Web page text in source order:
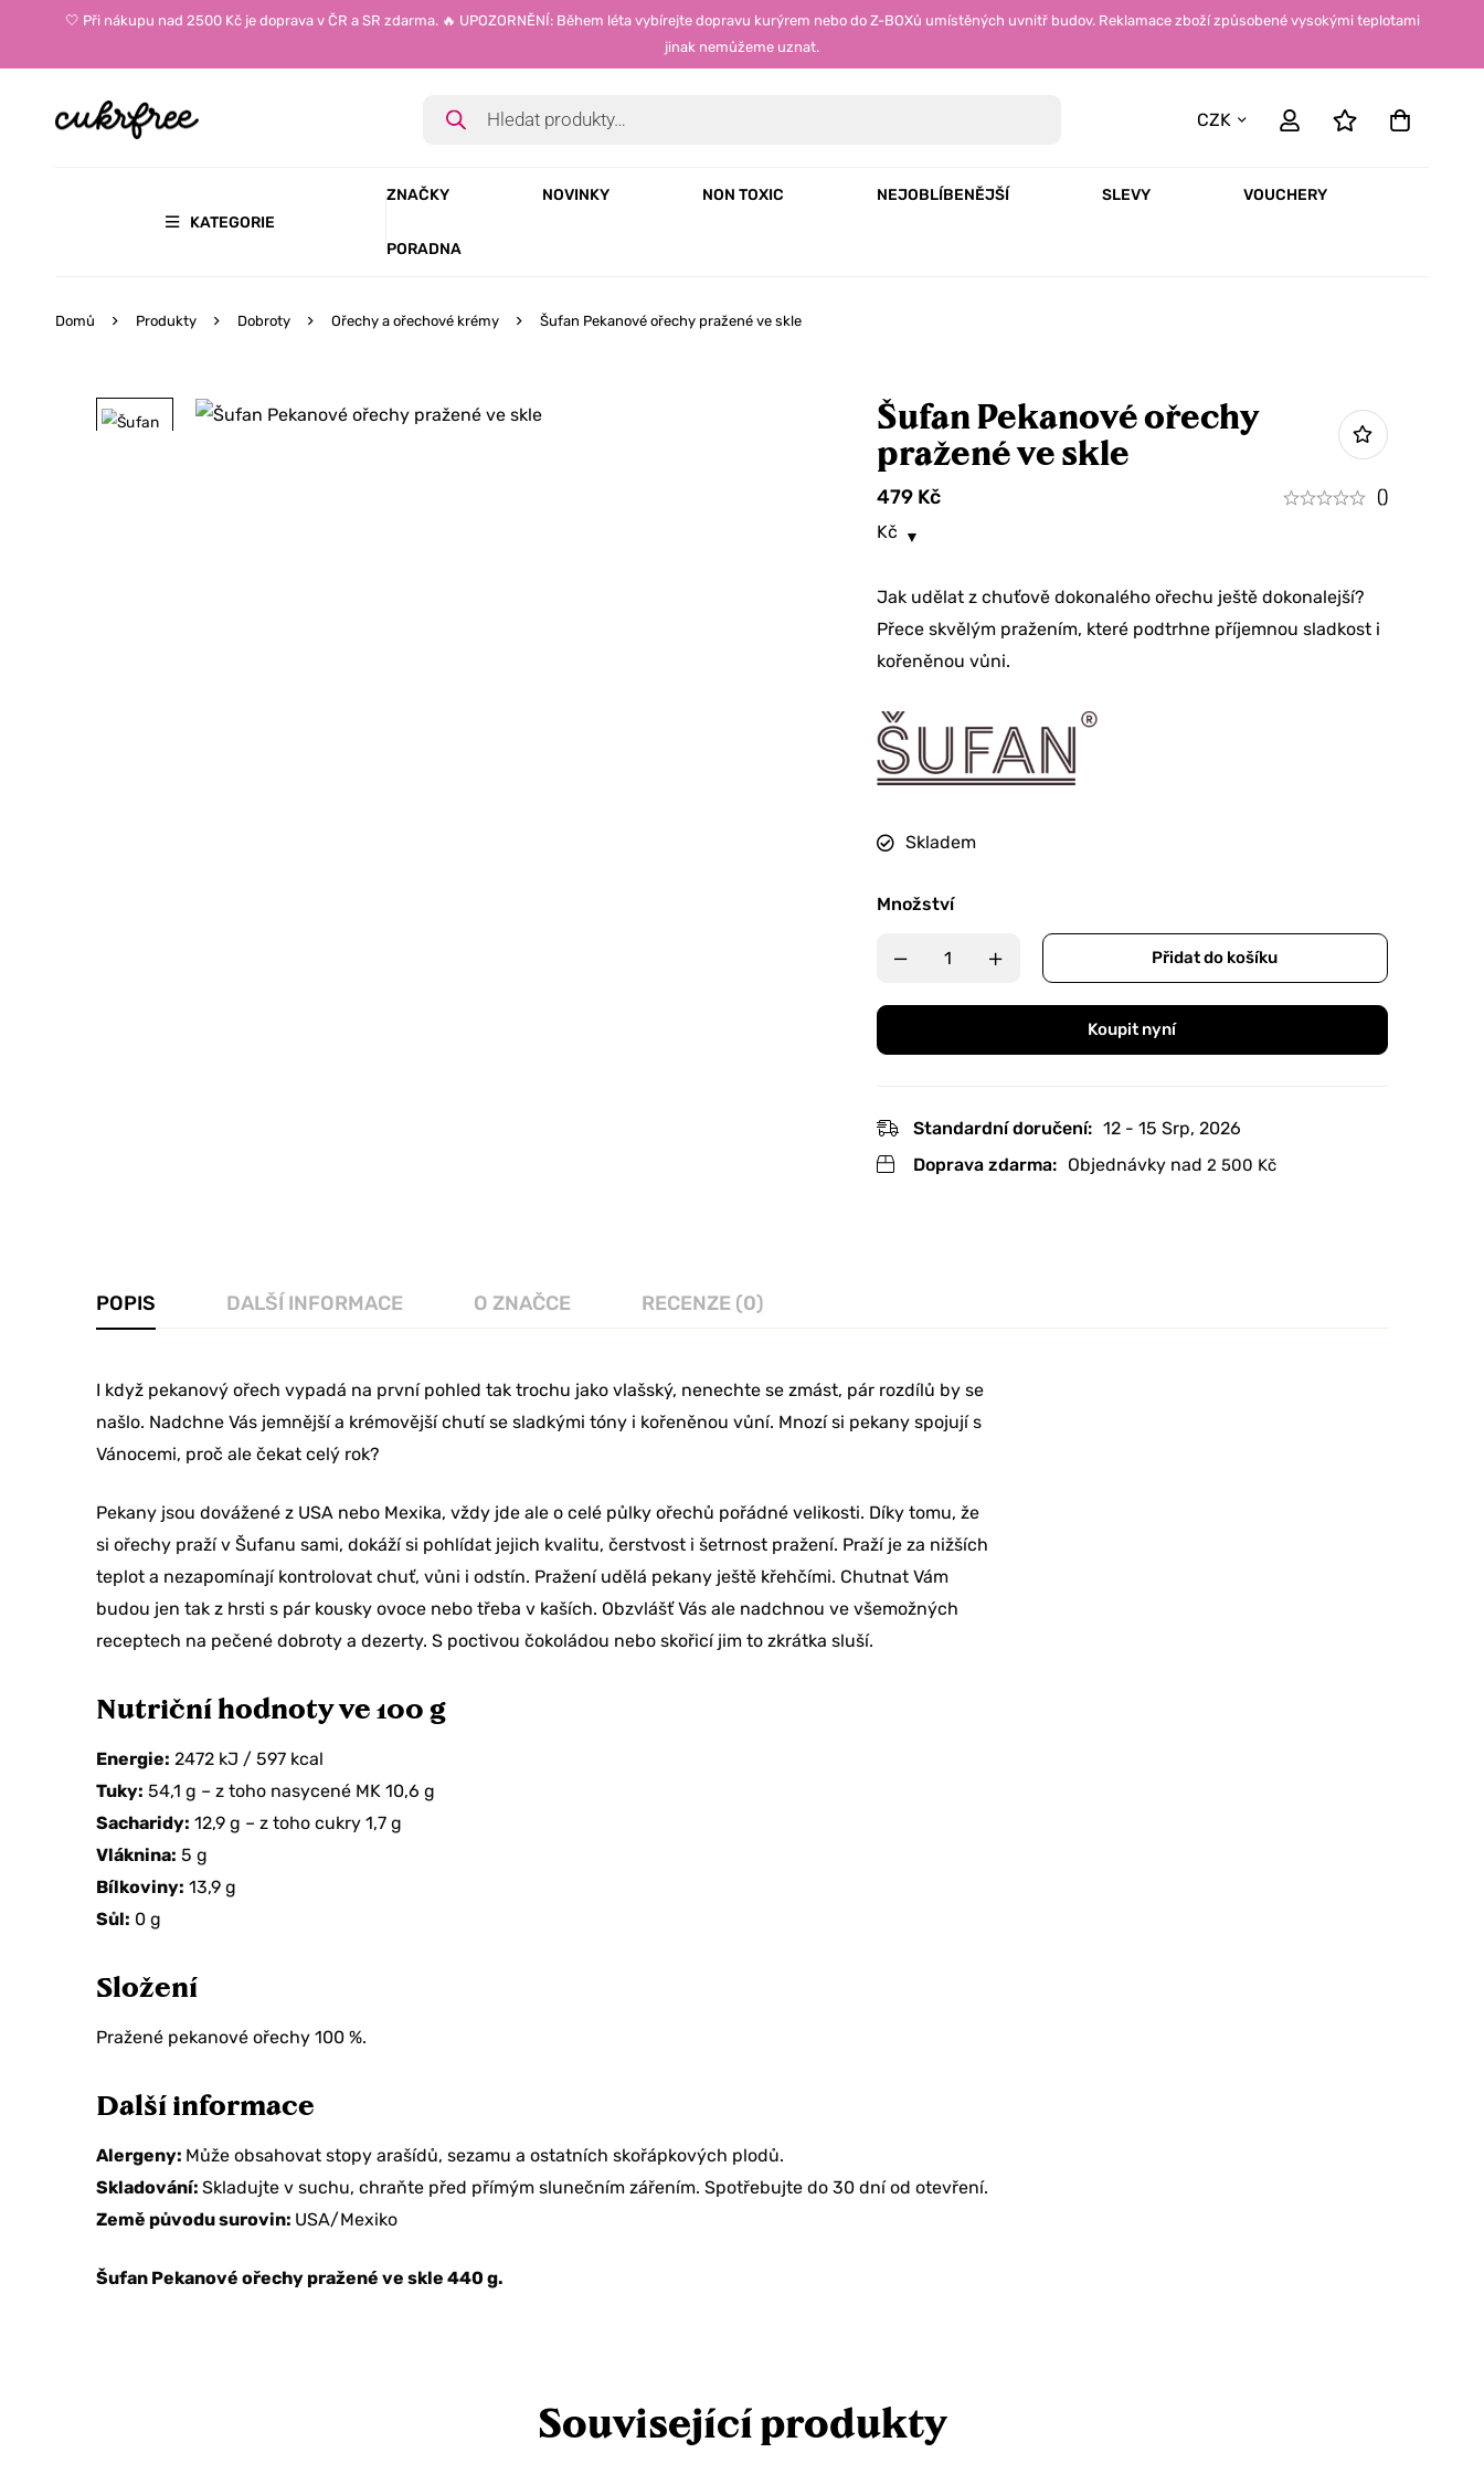
🤍 Při nákupu nad 2500 Kč je doprava v ČR a SR zdarma. 🔥 UPOZORNĚNÍ: Během léta vybírejte dopravu kurýrem nebo do Z-BOXů umístěných uvnitř budov. Reklamace zboží způsobené vysokými teplotami
jinak nemůžeme uznat.
CZK
KATEGORIE
ZNAČKY NOVINKY NON TOXIC NEJOBLÍBENĚJŠÍ SLEVY VOUCHERY
PORADNA
Domů Produkty Dobroty Ořechy a ořechové krémy Šufan Pekanové ořechy pražené ve skle
Šufan Pekanové ořechy
pražené ve skle
479 Kč
()
Kč
Jak udělat z chuťově dokonalého ořechu ještě dokonalejší?
Přece skvělým pražením, které podtrhne příjemnou sladkost i
kořeněnou vůni.
Skladem
Množství
Přidat do košíku
Koupit nyní
Standardní doručení: 12 - 15 Srp, 2026
Doprava zdarma: Objednávky nad 2 500 Kč
POPIS DALŠÍ INFORMACE O ZNAČCE RECENZE (0)
I když pekanový ořech vypadá na první pohled tak trochu jako vlašský, nenechte se zmást, pár rozdílů by se
našlo. Nadchne Vás jemnější a krémovější chutí se sladkými tóny i kořeněnou vůní. Mnozí si pekany spojují s
Vánocemi, proč ale čekat celý rok?
Pekany jsou dovážené z USA nebo Mexika, vždy jde ale o celé půlky ořechů pořádné velikosti. Díky tomu, že
si ořechy praží v Šufanu sami, dokáží si pohlídat jejich kvalitu, čerstvost i šetrnost pražení. Praží je za nižších
teplot a nezapomínají kontrolovat chuť, vůni i odstín. Pražení udělá pekany ještě křehčími. Chutnat Vám
budou jen tak z hrsti s pár kousky ovoce nebo třeba v kaších. Obzvlášť Vás ale nadchnou ve všemožných
receptech na pečené dobroty a dezerty. S poctivou čokoládou nebo skořicí jim to zkrátka sluší.
Nutriční hodnoty ve 100 g
Energie: 2472 kJ / 597 kcal
Tuky: 54,1 g – z toho nasycené MK 10,6 g
Sacharidy: 12,9 g – z toho cukry 1,7 g
Vláknina: 5 g
Bílkoviny: 13,9 g
Sůl: 0 g
Složení
Pražené pekanové ořechy 100 %.
Další informace
Alergeny: Může obsahovat stopy arašídů, sezamu a ostatních skořápkových plodů.
Skladování: Skladujte v suchu, chraňte před přímým slunečním zářením. Spotřebujte do 30 dní od otevření.
Země původu surovin: USA/Mexiko
Šufan Pekanové ořechy pražené ve skle 440 g.
Související produkty
Chcete slevu 10 %
na svoji objednávku?